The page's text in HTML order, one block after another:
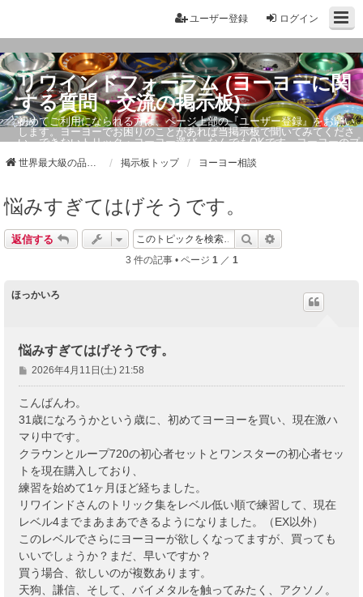
ログイン
ユーザー登録
リワインドフォーラム (ヨーヨーに関
する質問・交流の掲示板)
初めてご利用になられる方は、ページ上部の『ユーザー登録』をお願い
します。ヨーヨーでお困りのことがあれば当掲示板で聞いてみてくださ
い。できないトリック・ヨーヨー選び、なんでもOKです。ヨーヨーのプ
世界最大級の品ぞろえ ヨーヨーストア「リワインド」 掲示板トップ ヨーヨー相談
悩みすぎてはげそうです。
返信する 検索
3 件の記事 • ページ 1 ／ 1
ほっかいろ
悩みすぎてはげそうです。
投
稿
記
事
2026年4月11日(土) 21:58
こんばんわ。
31歳になろうかという歳に、初めてヨーヨーを買い、現在激ハ
マり中です。
クラウンとループ720の初心者セットとワンスターの初心者セッ
トを現在購入しており、
練習を始めて1ヶ月ほど経ちました。
リワインドさんのトリック集をレベル低い順で練習して、現在
レベル4までまあまあできるようになりました。（EX以外）
このレベルでさらにヨーヨーが欲しくなってますが、買っても
いいでしょうか？まだ、早いですか？
買う場合、欲しいのが複数あります。
天狗、謙信、そして、バイメタルを触ってみたく、アクソノ。